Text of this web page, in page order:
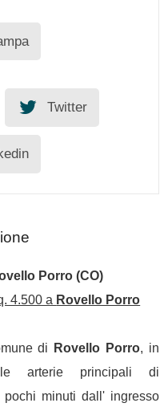
Twitter
Porro (CO)
4.500 a Rovello Porro
di Rovello Porro, in
arterie principali di
minuti dall' ingresso